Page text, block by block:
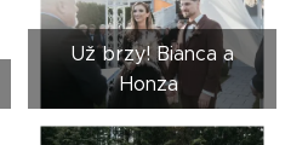
Už brzy! Bianca a
Honza